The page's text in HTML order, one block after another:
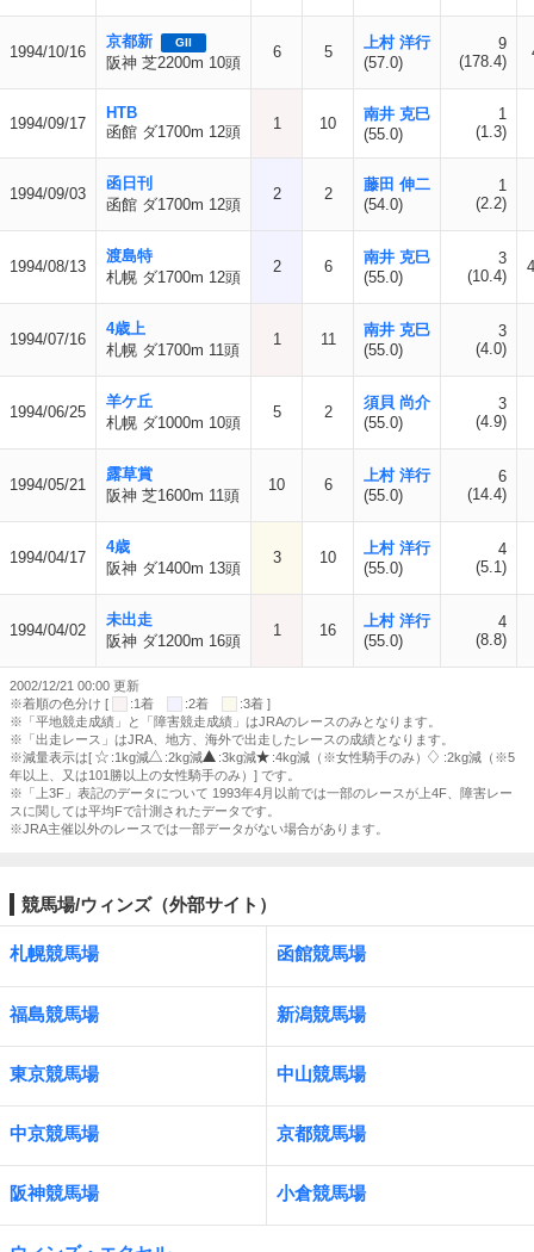
1994/10/16
京都新 GII
阪神 芝2200m 10頭
6 5
上村 洋行
(57.0)
9
(178.4)
1994/09/17
HTB
函館 ダ1700m 12頭
1 10
南井 克巳
(55.0)
1
(1.3)
1994/09/03
函日刊
函館 ダ1700m 12頭
2 2
藤田 伸二
(54.0)
1
(2.2)
1994/08/13
渡島特
札幌 ダ1700m 12頭
2 6
南井 克巳
(55.0)
3
(10.4)
1994/07/16
4歳上
札幌 ダ1700m 11頭
1 11
南井 克巳
(55.0)
3
(4.0)
1994/06/25
羊ケ丘
札幌 ダ1000m 10頭
5 2
須貝 尚介
(55.0)
3
(4.9)
1994/05/21
露草賞
阪神 芝1600m 11頭
10 6
上村 洋行
(55.0)
6
(14.4)
1994/04/17
4歳
阪神 ダ1400m 13頭
3 10
上村 洋行
(55.0)
4
(5.1)
1994/04/02
未出走
阪神 ダ1200m 16頭
1 16
上村 洋行
(55.0)
4
(8.8)
2002/12/21 00:00 更新
※着順の色分け [
:1着 :2着
:3着 ]
※「平地競走成績」と「障害競走成績」はJRAのレースのみとなります。
※「出走レース」はJRA、地方、海外で出走したレースの成績となります。
※減量表示は[
:1kg減 :2kg減 :3kg減 :4kg減（※女性騎手のみ）
:2kg減（※5
年以上、又は101勝以上の女性騎手のみ）] です。
※「上3F」表記のデータについて 1993年4月以前では一部のレースが上4F、障害レー
スに関しては平均Fで計測されたデータです。
※JRA主催以外のレースでは一部データがない場合があります。
競馬場/ウィンズ（外部サイト）
札幌競馬場 函館競馬場
福島競馬場 新潟競馬場
東京競馬場 中山競馬場
中京競馬場 京都競馬場
阪神競馬場 小倉競馬場